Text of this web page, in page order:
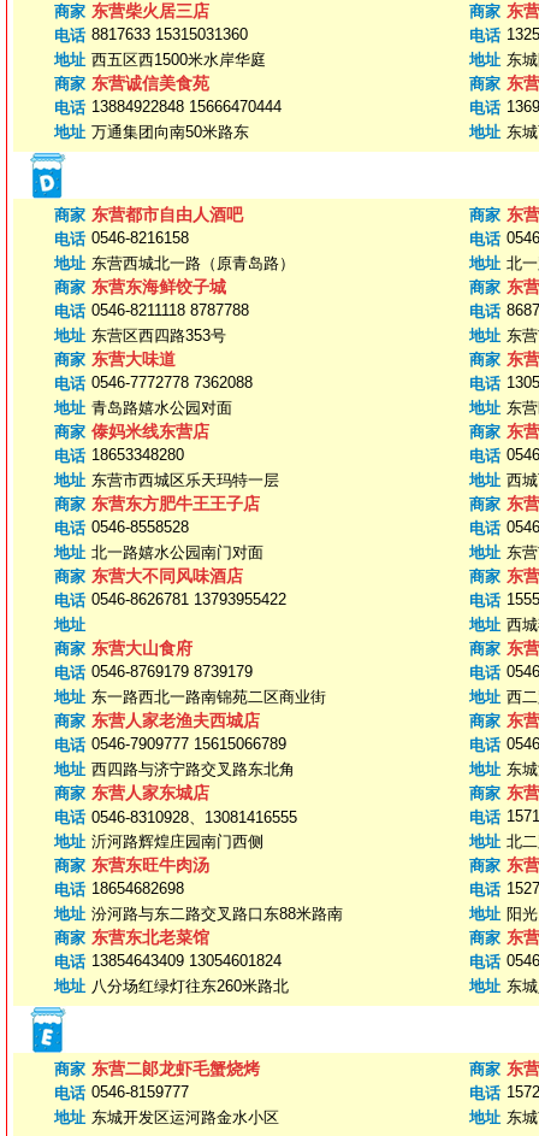
商家 东营柴火居三店
电话 8817633 15315031360
地址 西五区西1500米水岸华庭
商家 东
电话
地址 东
商家 东营诚信美食苑
电话 13884922848 15666470444
地址 万通集团向南50米路东
商家 东
电话
地址 东
商家 东营都市自由人酒吧
电话 0546-8216158
地址 东营西城北一路（原青岛路）
商家 东
电话
地址 北
商家 东营东海鲜饺子城
电话 0546-8211118 8787788
地址 东营区西四路353号
商家 东
电话
地址 东
商家 东营大味道
电话 0546-7772778 7362088
地址 青岛路嬉水公园对面
商家 东
电话
地址 东
商家 傣妈米线东营店
电话 18653348280
地址 东营市西城区乐天玛特一层
商家 东
电话
地址 西
商家 东营东方肥牛王王子店
电话 0546-8558528
地址 北一路嬉水公园南门对面
商家 东
电话
地址 东
商家 东营大不同风味酒店
电话 0546-8626781 13793955422
地址
商家 东
电话
地址 西
商家 东营大山食府
电话 0546-8769179 8739179
地址 东一路西北一路南锦苑二区商业街
商家 东
电话
地址 西
商家 东营人家老渔夫西城店
电话 0546-7909777 15615066789
地址 西四路与济宁路交叉路东北角
商家 东
电话
地址 东
商家 东营人家东城店
电话 0546-8310928、13081416555
地址 沂河路辉煌庄园南门西侧
商家 东
电话
地址 北
商家 东营东旺牛肉汤
电话 18654682698
地址 汾河路与东二路交叉路口东88米路南
商家 东
电话
地址 阳
商家 东营东北老菜馆
电话 13854643409 13054601824
地址 八分场红绿灯往东260米路北
商家 东
电话
地址 东
商家 东营二郞龙虾毛蟹烧烤
电话 0546-8159777
地址 东城开发区运河路金水小区
商家 东
电话
地址 东